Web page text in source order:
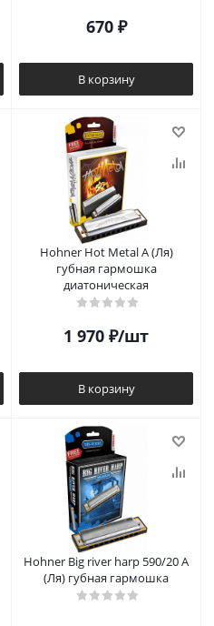
670₽
В корзину
Hohner Hot Metal A (Ля)
губная гармошка
диатоническая
1 970 ₽/шт
В корзину
Hohner Big river harp 590/20 A
(Ля) губная гармошка